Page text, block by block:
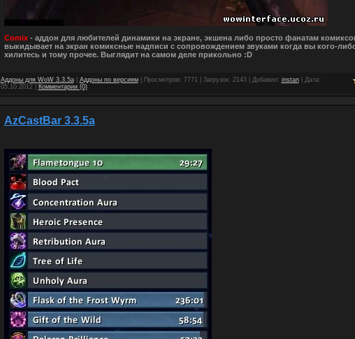
Comix- аддон для любителей динамики на экране, экшена либо просто фанатам
выкидывает на экран комиксные надписи с сопровождением звуками когда вы кого-
хилитесь и тому прочее. Выглядит на самом деле прикольно :D
Аддоны для WoW 3.3.5a| Аддоны по версиям| Просмотров: 7771 | Загрузок: 2143 | Добавил: instan| Дата:
05.10.2012| Комментарии (0)
AzCastBar 3.3.5a